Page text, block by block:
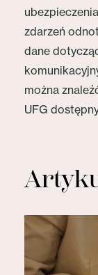
zdarzeń
dane
można
UFG